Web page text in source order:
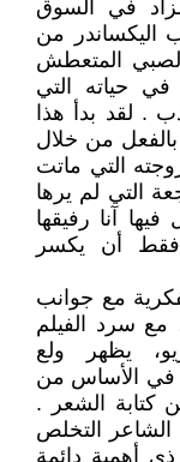
في السوق
اليكساندر من
المتعطش
حياته التي
. لقد بدأ هذا
من خلال
عاما كتبتها زوجته التي ماتت
التي لم يرها
آنا رفيقها
فقط أن يكسر
مع جوانب
مع سرد الفيلم
يظهر ولع
في الأساس من
كتابة الشعر .
الشاعر التخلص
أهمية دائمة